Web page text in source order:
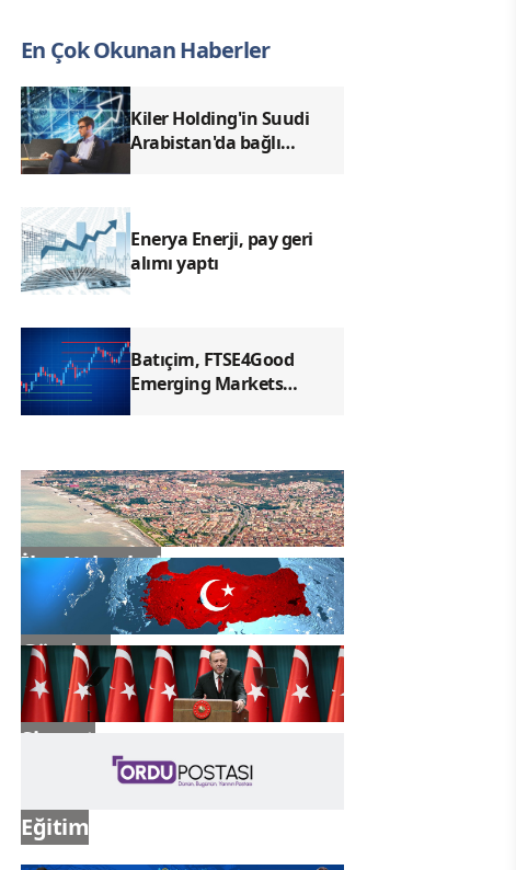
En Çok Okunan Haberler
Kiler Holding'in Suudi
Arabistan'da bağlı
Enerya Enerji, pay geri
alımı yaptı
Batıçim, FTSE4Good
Emerging Markets
İlçe Haberleri
Gündem
Siyaset
Eğitim